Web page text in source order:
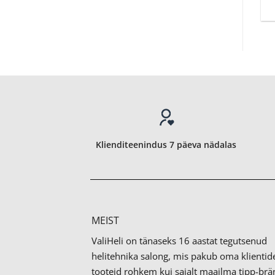
Klienditeenindus 7 päeva nädalas
MEIST
ValiHeli on tänaseks 16 aastat tegutsenud
helitehnika salong, mis pakub oma
tooteid rohkem kui sajalt maailma tipp-